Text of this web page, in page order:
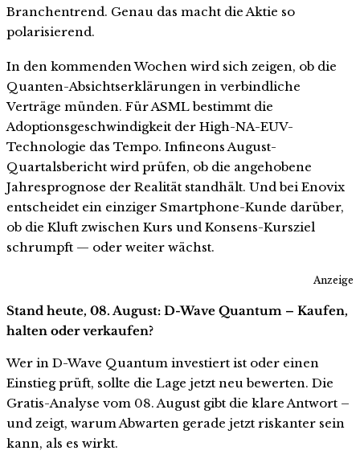
Branchentrend. Genau das macht die Aktie so
polarisierend.
In den kommenden Wochen wird sich zeigen, ob die
Quanten-Absichtserklärungen in verbindliche
Verträge münden. Für ASML bestimmt die
Adoptionsgeschwindigkeit der High-NA-EUV-
Technologie das Tempo. Infineons August-
Quartalsbericht wird prüfen, ob die angehobene
Jahresprognose der Realität standhält. Und bei Enovix
entscheidet ein einziger Smartphone-Kunde darüber,
ob die Kluft zwischen Kurs und Konsens-Kursziel
schrumpft — oder weiter wächst.
Anzeige
Stand heute, 08. August: D-Wave Quantum – Kaufen,
halten oder verkaufen?
Wer in D-Wave Quantum investiert ist oder einen
Einstieg prüft, sollte die Lage jetzt neu bewerten. Die
Gratis-Analyse vom 08. August gibt die klare Antwort –
und zeigt, warum Abwarten gerade jetzt riskanter sein
kann, als es wirkt.